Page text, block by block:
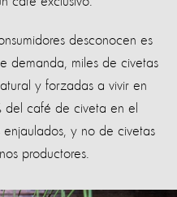
desconocen es
demanda, miles de civetas
y forzadas a vivir en
del café de civeta en el
y no de civetas
productores.